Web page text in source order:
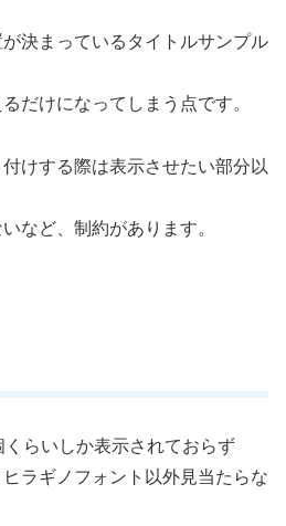
決まっているタイトルサンプル
だけになってしまう点です。
けする際は表示させたい部分以
など、制約があります。
らいしか表示されておらず
ラギノフォント以外見当たらな